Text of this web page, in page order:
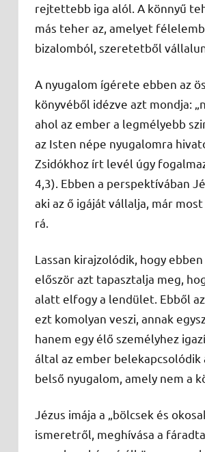
rejtettebb iga alól. A könnyű
más teher az, amelyet
bizalomból, szeretetből
A nyugalom ígérete ebben az
könyvéből idézve azt mondja:
ahol az ember a legmélyebb
az Isten népe nyugalomra
Zsidókhoz írt levél úgy
4,3). Ebben a perspektívában
aki az ő igáját vállalja, már
rá.
Lassan kirajzolódik, hogy
először azt tapasztalja meg,
alatt elfogy a lendület. Ebből
ezt komolyan veszi, annak
hanem egy élő személyhez
által az ember belekapcsolódik
belső nyugalom, amely nem a
Jézus imája a „bölcsek és
ismeretről, meghívása a